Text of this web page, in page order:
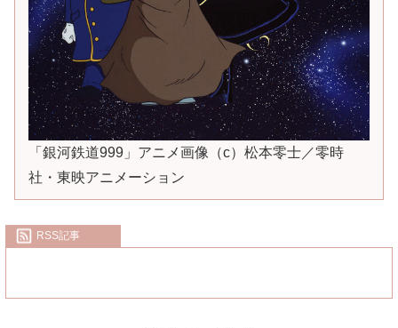
「銀河鉄道999」アニメ画像（c）松本零士／零時
社・東映アニメーション
RSS記事